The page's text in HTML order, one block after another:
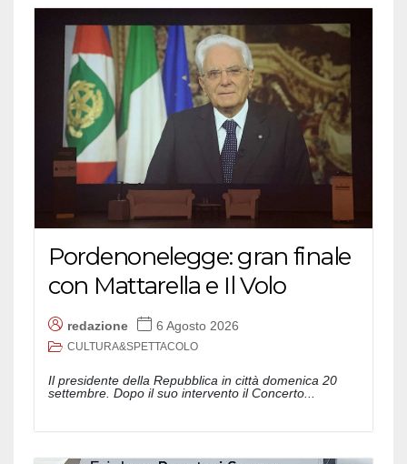
Pordenonelegge: gran finale
con Mattarella e Il Volo
redazione 6 Agosto 2026
CULTURA&SPETTACOLO
Il presidente della Repubblica in città domenica 20
settembre. Dopo il suo intervento il Concerto...